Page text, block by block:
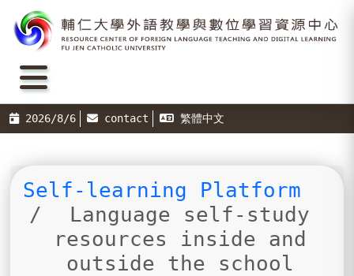
2026/8/6 contact 繁體中文
Self-learning Platform
Language self-study
resources inside and
outside the school